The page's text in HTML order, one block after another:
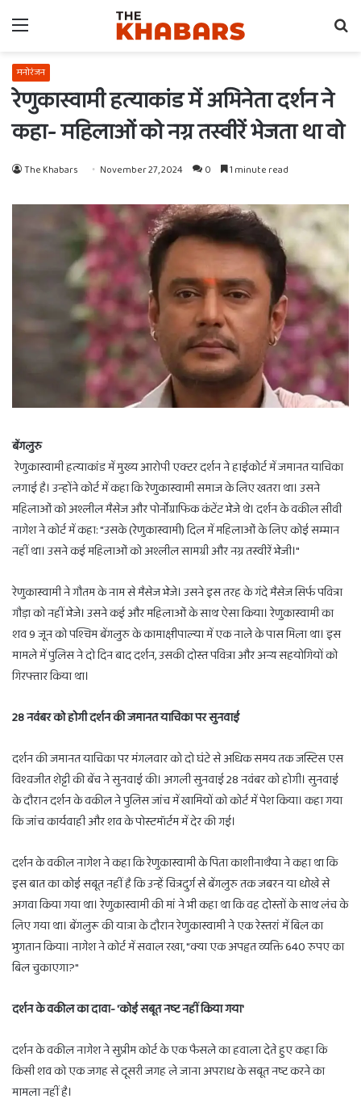
Menu
मनोरंजन
रेणुकास्वामी हत्याकांड में अभिनेता दर्शन ने
कहा- महिलाओं को नग्न तस्वीरें भेजता था वो
The Khabars November 27, 2024 0 1 minute read
बेंगलुरु
रेणुकास्वामी हत्याकांड में मुख्य आरोपी एक्टर दर्शन ने हाईकोर्ट में जमानत याचिका
लगाई है। उन्होंने कोर्ट में कहा कि रेणुकास्वामी समाज के लिए खतरा था। उसने
महिलाओं को अश्लील मैसेज और पोर्नोग्राफिक कंटेंट भेजे थे। दर्शन के वकील सीवी
नागेश ने कोर्ट में कहा: "उसके (रेणुकास्वामी) दिल में महिलाओं के लिए कोई सम्मान
नहीं था। उसने कई महिलाओं को अश्लील सामग्री और नग्न तस्वीरें भेजी।"
रेणुकास्वामी ने गौतम के नाम से मैसेज भेजे। उसने इस तरह के गंदे मैसेज सिर्फ पवित्रा
गौड़ा को नहीं भेजे। उसने कई और महिलाओं के साथ ऐसा किया। रेणुकास्वामी का
शव 9 जून को पश्चिम बेंगलुरु के कामाक्षीपाल्या में एक नाले के पास मिला था। इस
मामले में पुलिस ने दो दिन बाद दर्शन, उसकी दोस्त पवित्रा और अन्य सहयोगियों को
गिरफ्तार किया था।
28 नवंबर को होगी दर्शन की जमानत याचिका पर सुनवाई
दर्शन की जमानत याचिका पर मंगलवार को दो घंटे से अधिक समय तक जस्टिस एस
विश्वजीत शेट्टी की बेंच ने सुनवाई की। अगली सुनवाई 28 नवंबर को होगी। सुनवाई
के दौरान दर्शन के वकील ने पुलिस जांच में खामियों को कोर्ट में पेश किया। कहा गया
कि जांच कार्यवाही और शव के पोस्टमॉर्टम में देर की गई।
दर्शन के वकील नागेश ने कहा कि रेणुकास्वामी के पिता काशीनाथैया ने कहा था कि
इस बात का कोई सबूत नहीं है कि उन्हें चित्रदुर्ग से बेंगलुरु तक जबरन या धोखे से
अगवा किया गया था। रेणुकास्वामी की मां ने भी कहा था कि वह दोस्तों के साथ लंच के
लिए गया था। बेंगलुरू की यात्रा के दौरान रेणुकास्वामी ने एक रेस्तरां में बिल का
भुगतान किया। नागेश ने कोर्ट में सवाल रखा, "क्या एक अपहृत व्यक्ति 640 रुपए का
बिल चुकाएगा?"
दर्शन के वकील का दावा- 'कोई सबूत नष्ट नहीं किया गया'
दर्शन के वकील नागेश ने सुप्रीम कोर्ट के एक फैसले का हवाला देते हुए कहा कि
किसी शव को एक जगह से दूसरी जगह ले जाना अपराध के सबूत नष्ट करने का
मामला नहीं है।